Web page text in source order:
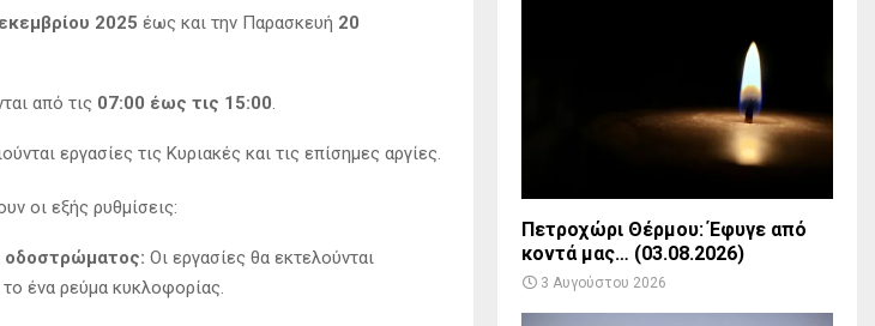
2025 έως και την Παρασκευή 20
από τις 07:00 έως τις 15:00.
εργασίες τις Κυριακές και τις επίσημες αργίες.
οι εξής ρυθμίσεις:
οδοστρώματος: Οι εργασίες θα εκτελούνται
το ένα ρεύμα κυκλοφορίας.
Πετροχώρι Θέρμου: Έφυγε από
κοντά μας… (03.08.2026)
3 Αυγούστου 2026